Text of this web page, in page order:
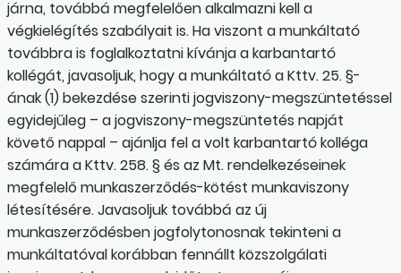
járna, továbbá megfelelően alkalmazni kell a
végkielégítés szabályait is. Ha viszont a munkáltató
továbbra is foglalkoztatni kívánja a karbantartó
kollégát, javasoljuk, hogy a munkáltató a Kttv. 25. §-
ának (1) bekezdése szerinti jogviszony-megszüntetéssel
egyidejűleg – a jogviszony-megszüntetés napját
követő nappal – ajánlja fel a volt karbantartó kolléga
számára a Kttv. 258. § és az Mt. rendelkezéseinek
megfelelő munkaszerződés-kötést munkaviszony
létesítésére. Javasoljuk továbbá az új
munkaszerződésben jogfolytonosnak tekinteni a
munkáltatóval korábban fennállt közszolgálati